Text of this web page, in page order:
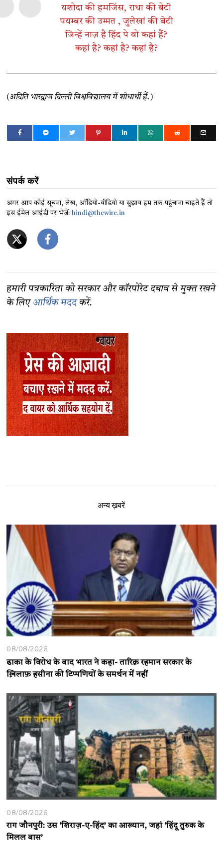
यशोदा की हमजिंस, राधा की बेटी
पयम्बर की उम्मत , जुलेखां की बेटी
जिन्हें नाज़ है हिंद पे वो कहां हैं?
कहां है? कहां है? कहां है?
(अदिति भारद्वाज दिल्ली विश्वविद्यालय में शोधार्थी हैं.)
संपर्क करें
अगर आप कोई सूचना, लेख, ऑडियो-वीडियो या सुझाव हम तक पहुंचाना चाहते हैं तो
इस ईमेल आईडी पर भेजें:hindi@thewire.in
हमारी पत्रकारिता को सरकार और कॉरपोरेट दबाव से मुक्त रखने
के लिए आर्थिक मददकरें.
अन्य ख़बरें
08/08/2026
ढाका के विरोध के बाद भारत ने कहा- तारिक़ रहमान सरकार के
ख़िलाफ़ हसीना की टिप्पणियों के समर्थन में नहीं
08/08/2026
राग जौनपुरी: उस ‘शिराज़-ए-हिंद’ का आख्यान, जहां ‘हिंदू तुरुक के
मिलल बास’